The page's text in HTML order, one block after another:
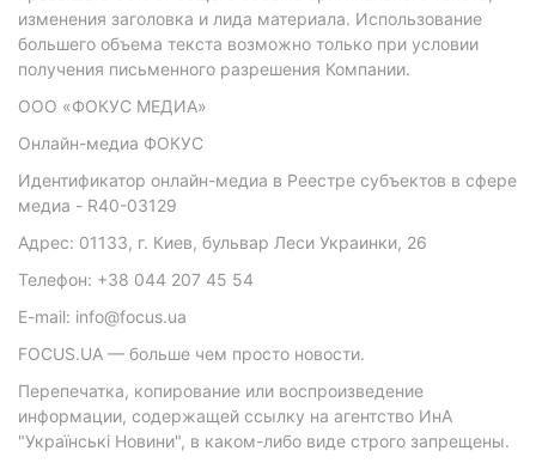
изменения заголовка и лида материала. Использование
большего объема текста возможно только при условии
получения письменного разрешения Компании.
ООО «ФОКУС МЕДИА»
Онлайн-медиа ФОКУС
Идентификатор онлайн-медиа в Реестре субъектов в сфере
медиа - R40-03129
Адрес: 01133, г. Киев, бульвар Леси Украинки, 26
Телефон: +38 044 207 45 54
E-mail: info@focus.ua
FOCUS.UA — больше чем просто новости.
Перепечатка, копирование или воспроизведение
информации, содержащей ссылку на агентство ИнА
"Українські Новини", в каком-либо виде строго запрещены.